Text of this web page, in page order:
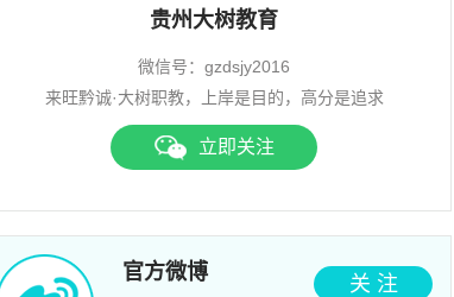
贵州大树教育
微信号：gzdsjy2016
来旺黔诚·大树职教，上岸是目的，高分是追求
立即关注
官方微博 关 注